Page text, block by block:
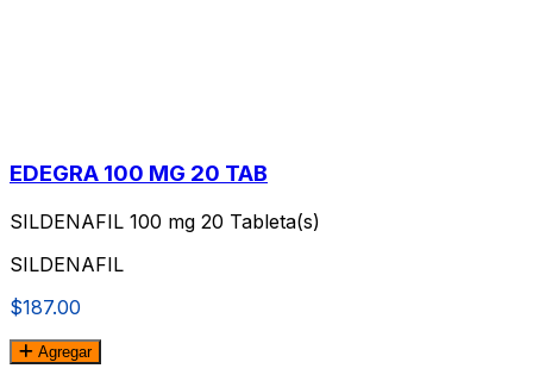
EDEGRA 100 MG 20 TAB
SILDENAFIL 100 mg 20 Tableta(s)
SILDENAFIL
$187.00
Agregar